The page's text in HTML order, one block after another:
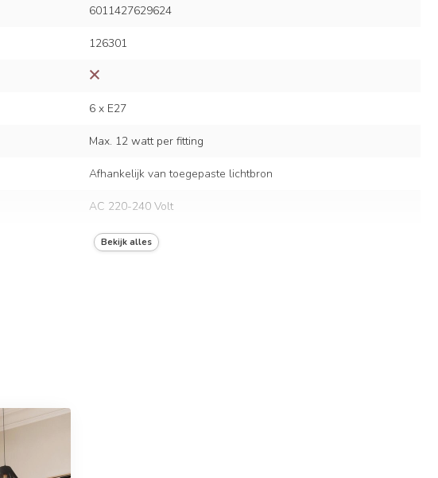
6011427629624
126301
6 x E27
Max. 12 watt per fitting
Afhankelijk van toegepaste lichtbron
AC 220-240 Volt
50/60 Hz
Bekijk alles